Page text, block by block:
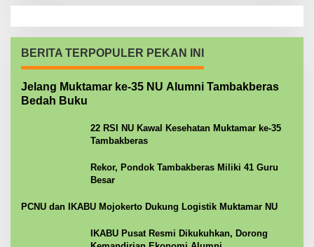
BERITA TERPOPULER PEKAN INI
Jelang Muktamar ke-35 NU Alumni Tambakberas
Bedah Buku
22 RSI NU Kawal Kesehatan Muktamar ke-35
Tambakberas
Rekor, Pondok Tambakberas Miliki 41 Guru
Besar
PCNU dan IKABU Mojokerto Dukung Logistik Muktamar NU
IKABU Pusat Resmi Dikukuhkan, Dorong